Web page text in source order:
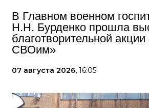
В Главном военном
Н.Н. Бурденко прошла
благотворительной
СВОим»
07 августа 2026, 16:05